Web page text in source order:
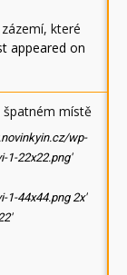
které
appeared on
špatném místě
wp-
1-22x22.png'
1-44x44.png 2x'